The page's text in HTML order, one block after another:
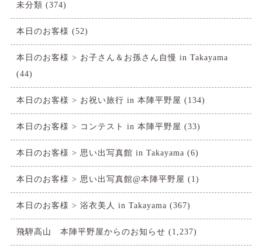
未分類 (374)
本日のお客様 (52)
本日のお客様 > お子さん＆お孫さん自慢 in Takayama
(44)
本日のお客様 > お祝い旅行 in 本陣平野屋 (134)
本日のお客様 > コンテスト in 本陣平野屋 (33)
本日のお客様 > 思い出写真館 in Takayama (6)
本日のお客様 > 思い出写真館@本陣平野屋 (1)
本日のお客様 > 浴衣美人 in Takayama (367)
飛騨高山 本陣平野屋からのお知らせ (1,237)